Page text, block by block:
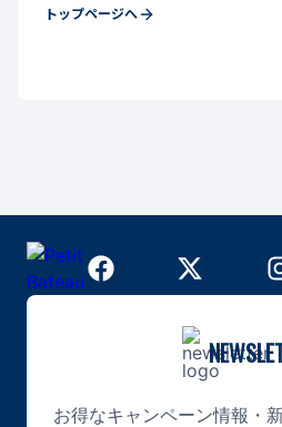
トップページへ
お得なキャンペーン情報・